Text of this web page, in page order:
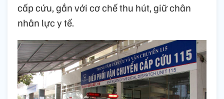
cấp cứu, gắn với cơ chế thu hút, giữ chân
nhân lực y tế.